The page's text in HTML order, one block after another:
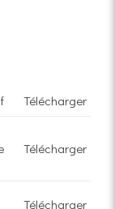
Télécharger
Télécharger
Télécharger